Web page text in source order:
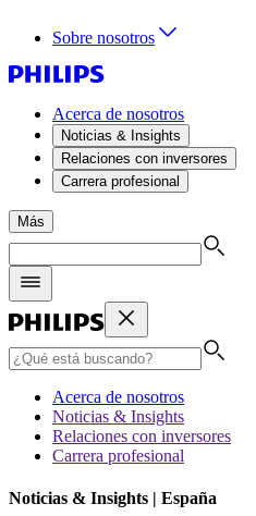
Sobre nosotros
Acerca de nosotros
Noticias & Insights
Relaciones con inversores
Carrera profesional
Más
Acerca de nosotros
Noticias & Insights
Relaciones con inversores
Carrera profesional
Noticias & Insights | España